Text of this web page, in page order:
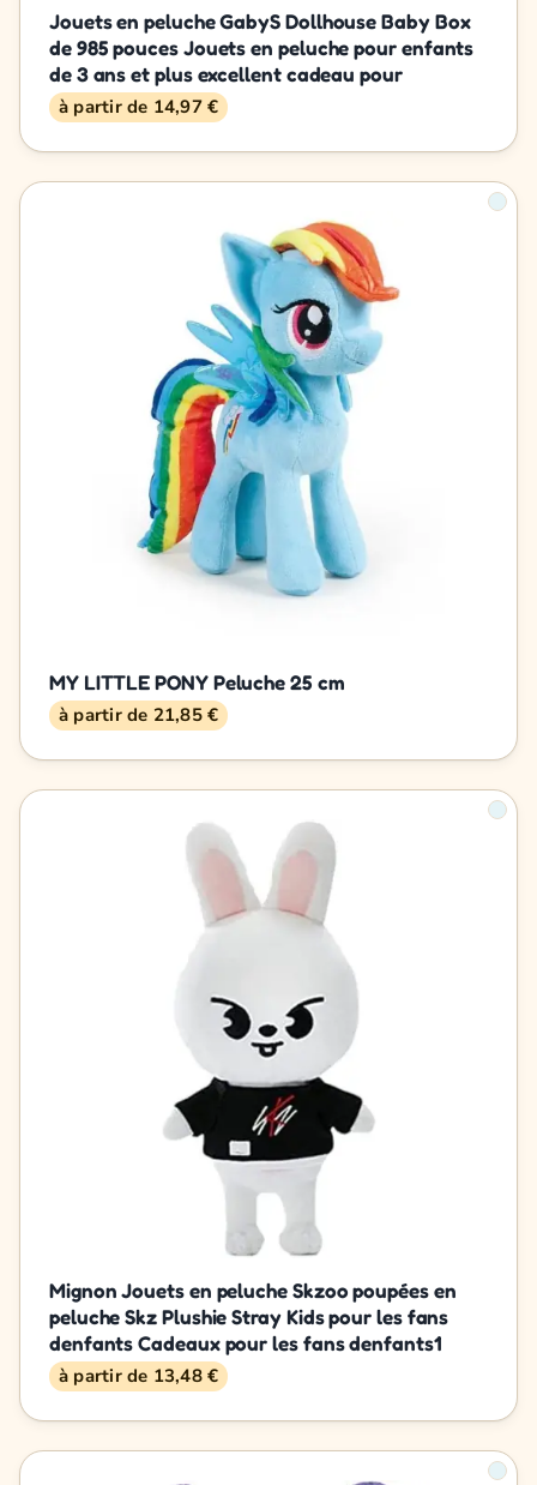
Jouets en peluche GabyS Dollhouse Baby Box
de 985 pouces Jouets en peluche pour enfants
de 3 ans et plus excellent cadeau pour
à partir de 14,97 €
MY LITTLE PONY Peluche 25 cm
à partir de 21,85 €
Mignon Jouets en peluche Skzoo poupées en
peluche Skz Plushie Stray Kids pour les fans
denfants Cadeaux pour les fans denfants1
à partir de 13,48 €